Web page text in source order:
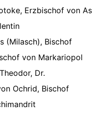
Erzbischof von
(Milasch), Bischof
von Markariopol
Dr.
Ochrid, Bischof